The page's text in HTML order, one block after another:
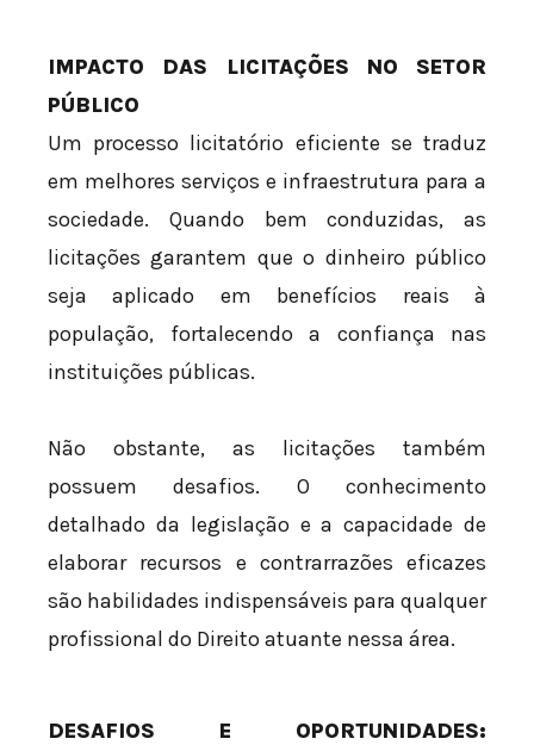
IMPACTO DAS LICITAÇÕES NO SETOR
PÚBLICO
Um processo licitatório eficiente se traduz
em melhores serviços e infraestrutura para a
sociedade. Quando bem conduzidas, as
licitações garantem que o dinheiro público
seja aplicado em benefícios reais à
população, fortalecendo a confiança nas
instituições públicas.
Não obstante, as licitações também
possuem desafios. O conhecimento
detalhado da legislação e a capacidade de
elaborar recursos e contrarrazões eficazes
são habilidades indispensáveis para qualquer
profissional do Direito atuante nessa área.
DESAFIOS E OPORTUNIDADES: